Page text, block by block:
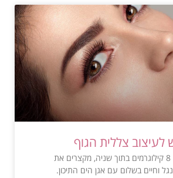
צללית הגוף
איך משילים מנינט 8 קילוגרמים בתוך שניה, מקצרים את
וחיים בשלום עם אגן הים התיכון.